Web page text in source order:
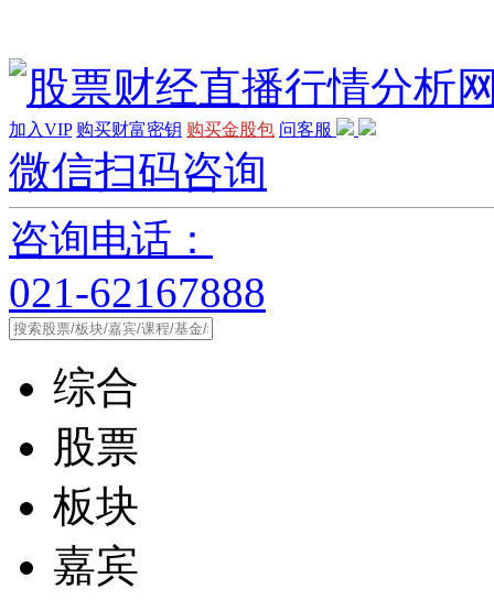
加入VIP 购买财富密钥 购买金股包 问客服
微信扫码咨询
咨询电话：
021-62167888
综合
股票
板块
嘉宾